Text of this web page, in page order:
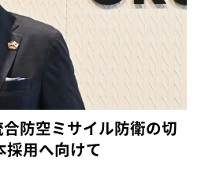
合防空ミサイル防衛の切
採用へ向けて